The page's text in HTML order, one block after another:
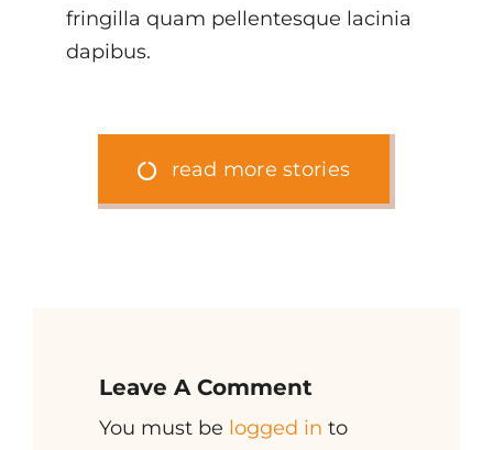
fringilla quam pellentesque lacinia
dapibus.
read more stories
Leave A Comment
You must be logged in to